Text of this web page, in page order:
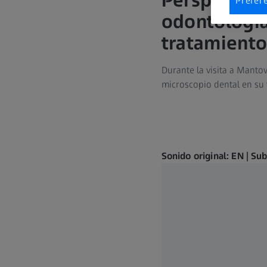
tratamiento
Durante la visita a
microscopio dental en
Sonido original: EN |